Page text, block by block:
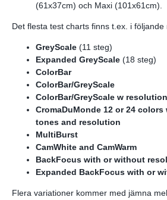
(61x37cm) och Maxi (101x61cm).
Det flesta test charts finns t.ex. i följande
GreyScale (11 steg)
Expanded GreyScale (18 steg)
ColorBar
ColorBar/GreyScale
ColorBar/GreyScale w resolution
CromaDuMonde 12 or 24
tones and resolution
MultiBurst
CamWhite and CamWarm
BackFocus with or without
Expanded BackFocus with or
Flera variationer kommer med jämna